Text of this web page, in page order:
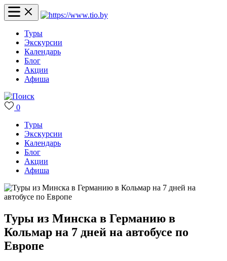
Туры
Экскурсии
Календарь
Блог
Акции
Афиша
0
Туры
Экскурсии
Календарь
Блог
Акции
Афиша
Туры из Минска в Германию в
Кольмар на 7 дней на автобусе по
Европе